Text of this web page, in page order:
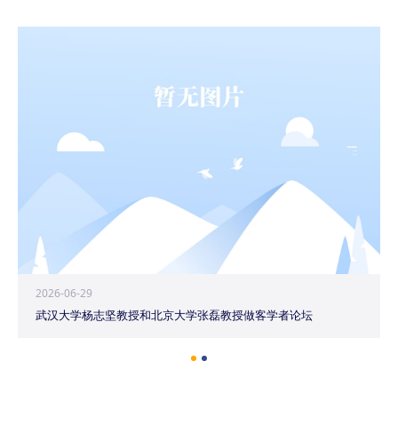
2026-06-29
武汉大学杨志坚教授和北京大学张磊教授做客学者论坛